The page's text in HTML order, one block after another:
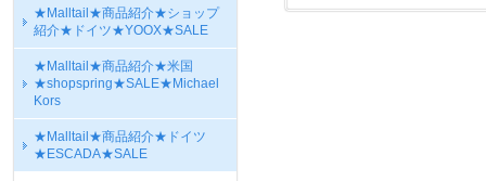
★Malltail★商品紹介★ショップ
紹介★ドイツ★YOOX★SALE
★Malltail★商品紹介★米国
★shopspring★SALE★Michael
Kors
★Malltail★商品紹介★ドイツ
★ESCADA★SALE